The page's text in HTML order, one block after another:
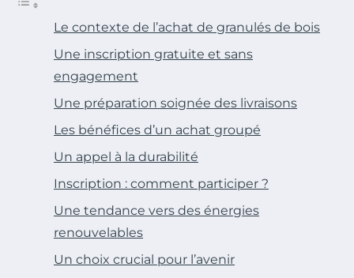
Le contexte de l’achat de granulés de bois
Une inscription gratuite et sans
engagement
Une préparation soignée des livraisons
Les bénéfices d’un achat groupé
Un appel à la durabilité
Inscription : comment participer ?
Une tendance vers des énergies
renouvelables
Un choix crucial pour l’avenir